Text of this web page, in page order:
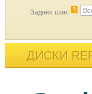
Задних шин: ?
ДИСКИ